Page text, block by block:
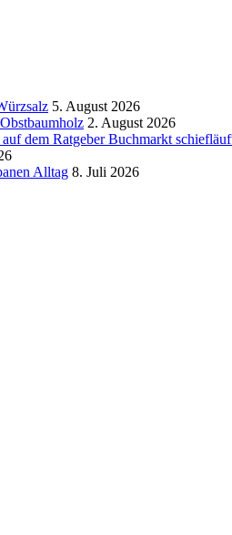
5. August 2026
2. August 2026
dem Ratgeber Buchmarkt
Alltag 8. Juli 2026